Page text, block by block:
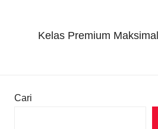
Kelas Premium
Cari